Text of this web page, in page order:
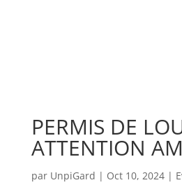
PERMIS DE
ATTENTION
par UnpiGard | Oct 10, 2024|